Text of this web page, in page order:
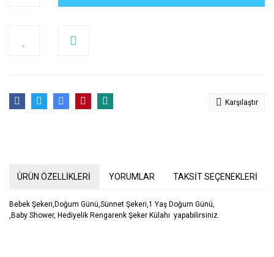
Karşılaştır
ÜRÜN ÖZELLİKLERİ YORUMLAR TAKSİT SEÇENEKLERİ
Bebek Şekeri,Doğum Günü,Sünnet Şekeri,1 Yaş Doğum Günü,
,Baby Shower, Hediyelik Rengarenk Şeker Külahı yapabilirsiniz.